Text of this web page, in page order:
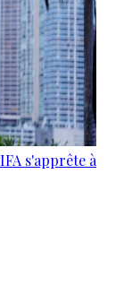
s'apprête à